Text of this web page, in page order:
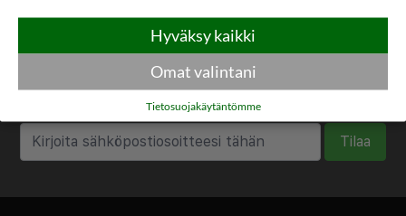
Haluatko saada houkuttelevia
tarjouksia, matkavinkkejä ja uutisia
sähköpostitse?
Tilaa
Hyväksy kaikki
Omat valintani
Tietosuojakäytäntömme